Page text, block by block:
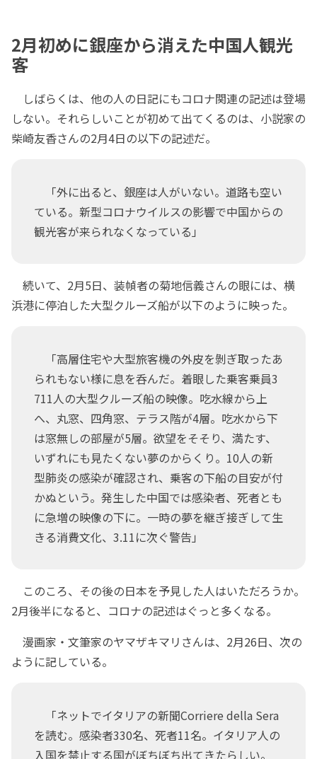
2月初めに銀座から消えた中国人観光
客
しばらくは、他の人の日記にもコロナ関連の記述は登場
しない。それらしいことが初めて出てくるのは、小説家の
柴崎友香さんの2月4日の以下の記述だ。
「外に出ると、銀座は人がいない。道路も空い
ている。新型コロナウイルスの影響で中国からの
観光客が来られなくなっている」
続いて、2月5日、装幀者の菊地信義さんの眼には、横
浜港に停泊した大型クルーズ船が以下のように映った。
「高層住宅や大型旅客機の外皮を剝ぎ取ったあ
られもない様に息を呑んだ。着眼した乗客乗員3
711人の大型クルーズ船の映像。吃水線から上
へ、丸窓、四角窓、テラス階が4層。吃水から下
は窓無しの部屋が5層。欲望をそそり、満たす、
いずれにも見たくない夢のからくり。10人の新
型肺炎の感染が確認され、乗客の下船の目安が付
かぬという。発生した中国では感染者、死者とも
に急増の映像の下に。一時の夢を継ぎ接ぎして生
きる消費文化、3.11に次ぐ警告」
このころ、その後の日本を予見した人はいただろうか。
2月後半になると、コロナの記述はぐっと多くなる。
漫画家・文筆家のヤマザキマリさんは、2月26日、次の
ように記している。
「ネットでイタリアの新聞Corriere della Sera
を読む。感染者330名、死者11名。イタリア人の
入国を禁止する国がぼちぼち出てきたらしい。